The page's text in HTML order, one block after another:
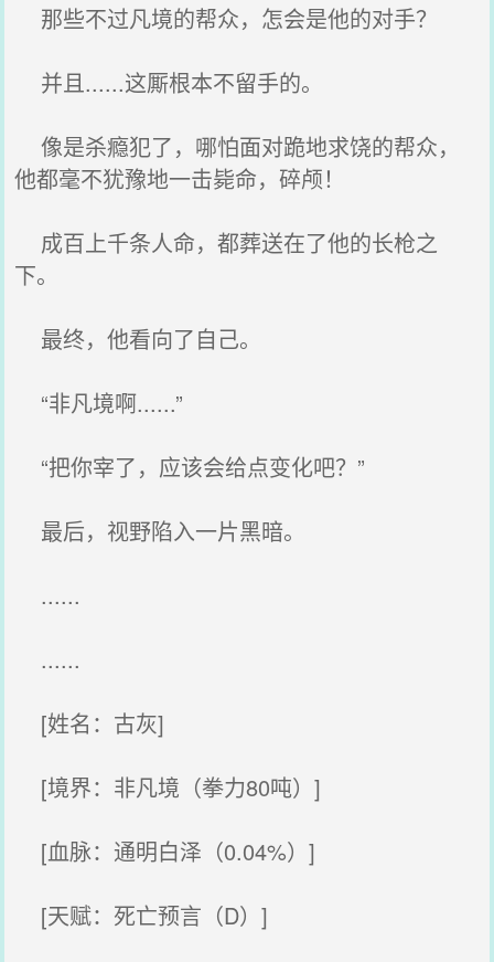
那些不过凡境的帮众，怎会是他的对手？
并且......这厮根本不留手的。
像是杀瘾犯了，哪怕面对跪地求饶的帮众，
他都毫不犹豫地一击毙命，碎颅！
成百上千条人命，都葬送在了他的长枪之
下。
最终，他看向了自己。
“非凡境啊......”
“把你宰了，应该会给点变化吧？”
最后，视野陷入一片黑暗。
......
......
[姓名：古灰]
[境界：非凡境（拳力80吨）]
[血脉：通明白泽（0.04%）]
[天赋：死亡预言（D）]